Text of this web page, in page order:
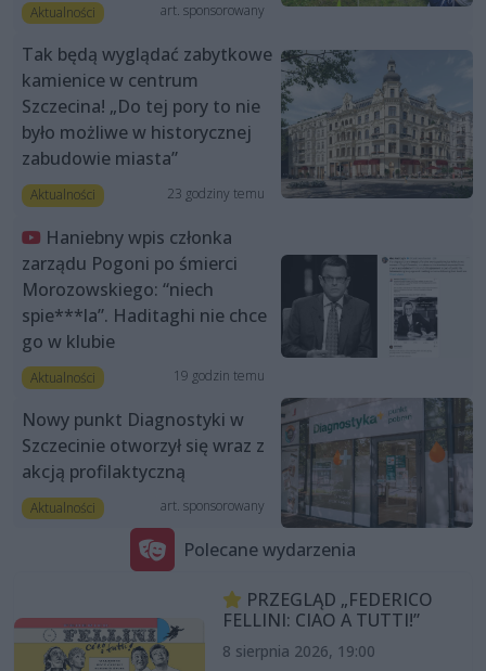
Aktualności art. sponsorowany
Tak będą wyglądać zabytkowe
kamienice w centrum
Szczecina! „Do tej pory to nie
było możliwe w historycznej
zabudowie miasta”
Aktualności 23 godziny temu
Haniebny wpis członka
zarządu Pogoni po śmierci
Morozowskiego: “niech
spie***la”. Haditaghi nie chce
go w klubie
Aktualności 19 godzin temu
Nowy punkt Diagnostyki w
Szczecinie otworzył się wraz z
akcją profilaktyczną
Aktualności art. sponsorowany
Polecane wydarzenia
PRZEGLĄD „FEDERICO
FELLINI: CIAO A TUTTI!”
8 sierpnia 2026, 19:00